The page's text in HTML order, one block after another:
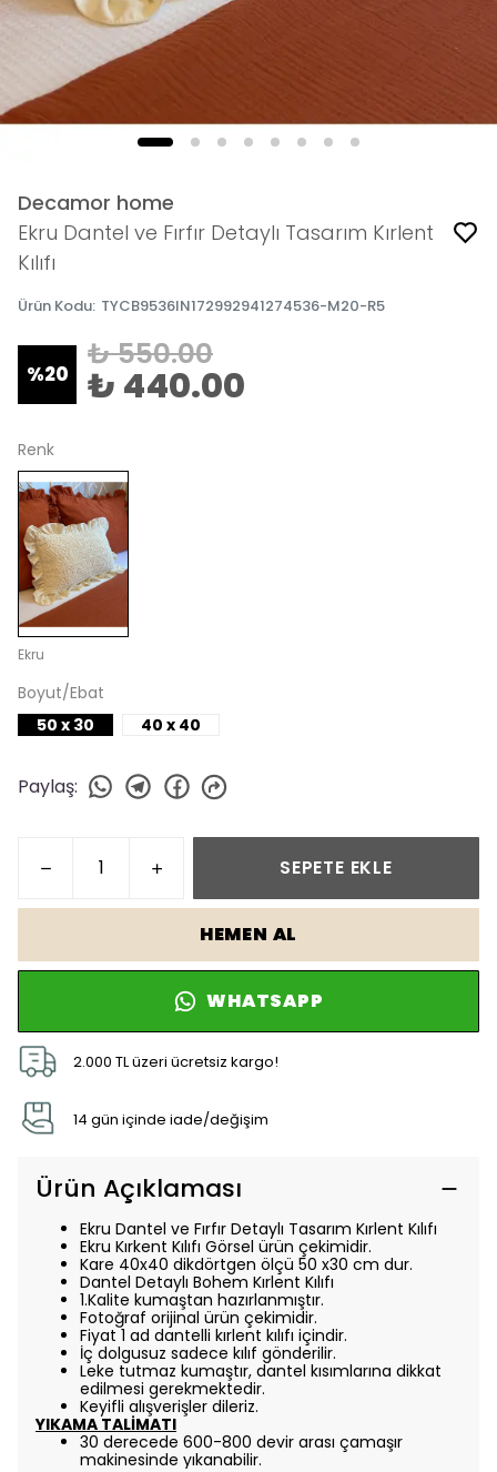
Decamor home
Ekru Dantel ve Fırfır Detaylı Tasarım Kırlent
Kılıfı
Ürün Kodu: TYCB9536IN172992941274536-M20-R5
%20
₺ 550.00
₺ 440.00
Renk
Ekru
Boyut/Ebat
50 x 30
40 x 40
Paylaş:
SEPETE EKLE
HEMEN AL
WHATSAPP
2.000 TL üzeri ücretsiz kargo!
14 gün içinde iade/değişim
Ürün Açıklaması
Ekru Dantel ve Fırfır Detaylı Tasarım Kırlent Kılıfı
Ekru Kırkent Kılıfı Görsel ürün çekimidir.
Kare 40x40 dikdörtgen ölçü 50 x30 cm dur.
Dantel Detaylı Bohem Kırlent Kılıfı
1.Kalite kumaştan hazırlanmıştır.
Fotoğraf orijinal ürün çekimidir.
Fiyat 1 ad dantelli kırlent kılıfı içindir.
İç dolgusuz sadece kılıf gönderilir.
Leke tutmaz kumaştır, dantel kısımlarına dikkat
edilmesi gerekmektedir.
Keyifli alışverişler dileriz.
YIKAMA TALİMATI
30 derecede 600-800 devir arası çamaşır
makinesinde yıkanabilir.